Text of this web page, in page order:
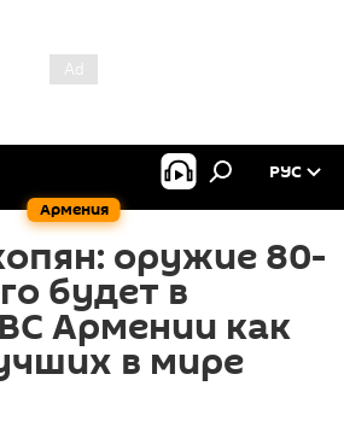
Армения
РУС
оружие 80-
будет в
Армении как
в мире